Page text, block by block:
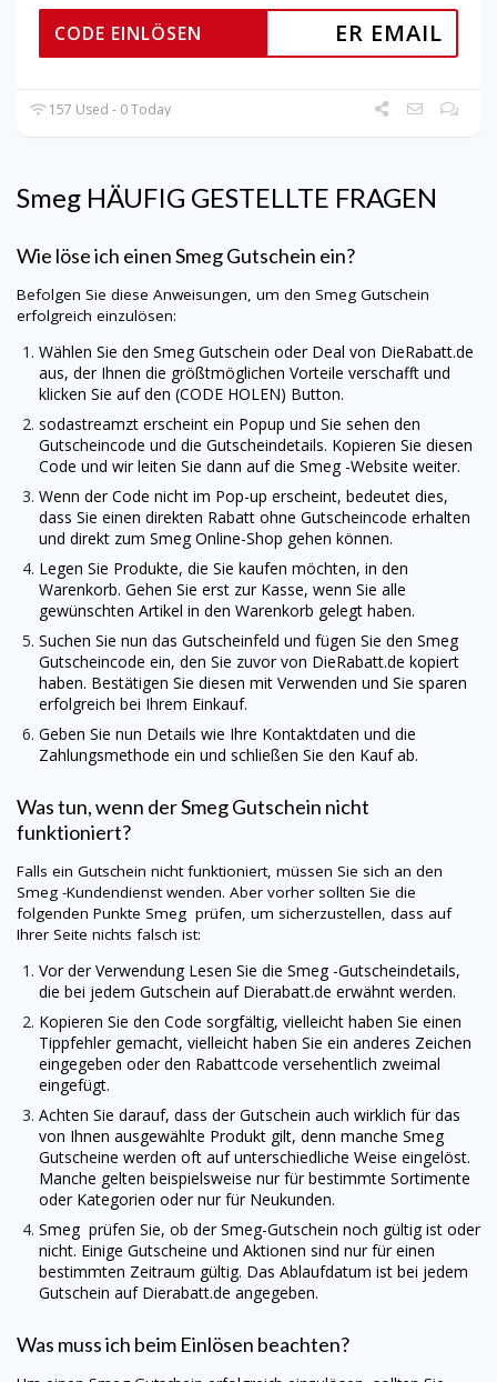
ER EMAIL
CODE EINLÖSEN
157 Used - 0 Today
Smeg HÄUFIG GESTELLTE FRAGEN
Wie löse ich einenSmegGutschein ein?
Befolgen Sie diese Anweisungen, um den Smeg Gutschein
erfolgreich einzulösen:
Wählen Sie den SmegGutschein oder Deal von DieRabatt.de
aus, der Ihnen die größtmöglichen Vorteile verschafft und
klicken Sie auf den (CODE HOLEN) Button.
sodastreamzt erscheint ein Popup und Sie sehen den
Gutscheincode und die Gutscheindetails. Kopieren Sie diesen
Code und wir leiten Sie dann auf die Smeg -Website weiter.
Wenn der Code nicht im Pop-up erscheint, bedeutet dies,
dass Sie einen direkten Rabatt ohne Gutscheincode erhalten
und direkt zum SmegOnline-Shop gehen können.
Legen Sie Produkte, die Sie kaufen möchten, in den
Warenkorb. Gehen Sie erst zur Kasse, wenn Sie alle
gewünschten Artikel in den Warenkorb gelegt haben.
Suchen Sie nun das Gutscheinfeld und fügen Sie den Smeg
Gutscheincode ein, den Sie zuvor von DieRabatt.de kopiert
haben. Bestätigen Sie diesen mit Verwenden und Sie sparen
erfolgreich bei Ihrem Einkauf.
Geben Sie nun Details wie Ihre Kontaktdaten und die
Zahlungsmethode ein und schließen Sie den Kauf ab.
Was tun, wenn derSmegGutschein nicht
funktioniert?
Falls ein Gutschein nicht funktioniert, müssen Sie sich an den
Smeg -Kundendienst wenden. Aber vorher sollten Sie die
folgenden Punkte Smeg prüfen, um sicherzustellen, dass auf
Ihrer Seite nichts falsch ist:
Vor der Verwendung Lesen Sie die Smeg -Gutscheindetails,
die bei jedem Gutschein auf Dierabatt.de erwähnt werden.
Kopieren Sie den Code sorgfältig, vielleicht haben Sie einen
Tippfehler gemacht, vielleicht haben Sie ein anderes Zeichen
eingegeben oder den Rabattcode versehentlich zweimal
eingefügt.
Achten Sie darauf, dass der Gutschein auch wirklich für das
von Ihnen ausgewählte Produkt gilt, denn manche Smeg
Gutscheine werden oft auf unterschiedliche Weise eingelöst.
Manche gelten beispielsweise nur für bestimmte Sortimente
oder Kategorien oder nur für Neukunden.
Smeg prüfen Sie, ob derSmeg-Gutschein noch gültig ist oder
nicht. Einige Gutscheine und Aktionen sind nur für einen
bestimmten Zeitraum gültig. Das Ablaufdatum ist bei jedem
Gutschein auf Dierabatt.de angegeben.
Was muss ich beim Einlösen beachten?